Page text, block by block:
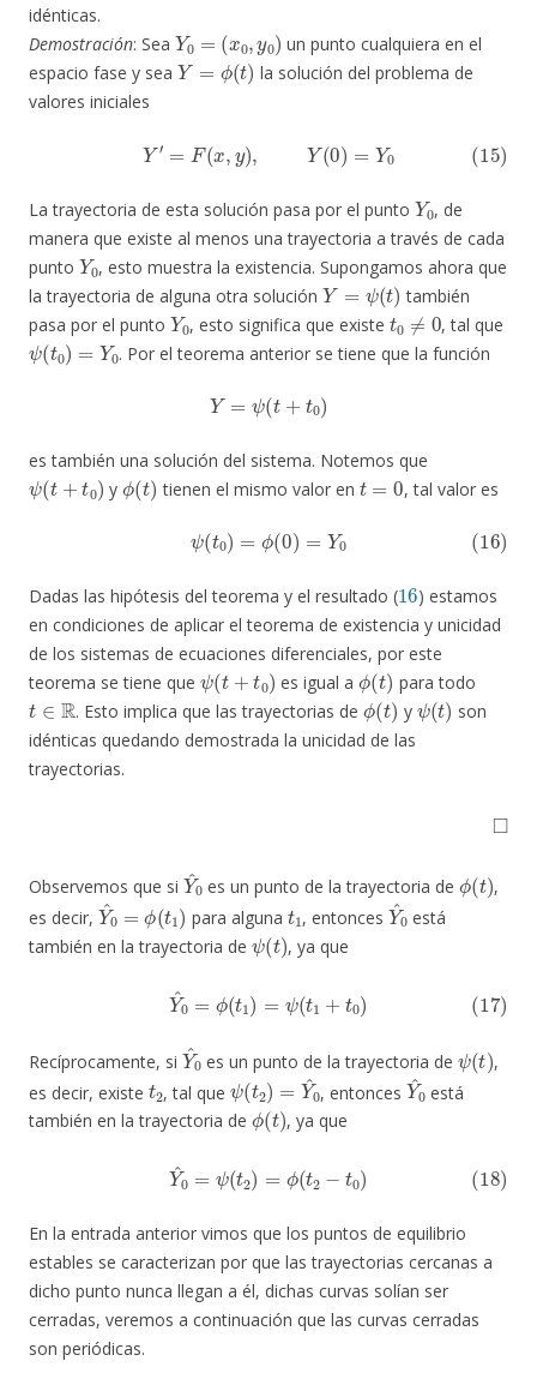
idénticas.
Demostración: Sea
Y0 x0
un punto cualquiera en el
espacio fase y sea
Y= t)
la solución del problema de
valores iniciales
(15)Y′ =F( (0)=Y
La trayectoria de esta solución pasa por el punto
Y0
, de
manera que existe al menos una trayectoria a través de cada
punto
Y0
, esto muestra la existencia. Supongamos ahora que
la trayectoria de alguna otra solución
Y=ψ(t)
también
pasa por el punto
Y0
, esto significa que existe
t0≠0
, tal que
ψ(t0)=Y 0
. Por el teorema anterior se tiene que la función
Y ψ(t+ t 0)
es también una solución del sistema. Notemos que
ψ(t+t0)
y
ϕ(t)
tienen el mismo valor en
t=0
, tal valor es
(16) ψ )=ϕ( =Y0
Dadas las hipótesis del teorema y el resultado (
16
) estamos
en condiciones de aplicar el teorema de existencia y unicidad
de los sistemas de ecuaciones diferenciales, por este
teorema se tiene que
ψ(t+t0)
es igual a
ϕ(t)
para todo
t∈R
. Esto implica que las trayectorias de
ϕ(t)
y
ψ(t)
son
idénticas quedando demostrada la unicidad de las
trayectorias.
◻
Observemos que si
Y^
es un punto de la trayectoria de
ϕ (t )
,
es decir,
Y^ = ϕ (t 1
para alguna , entonces
Y^
está
también en la trayectoria de
ψ(t)
, ya que
(17) 0 = ϕ = ψ 0
Recíprocamente, si
Y^
es un punto de la trayectoria de
( )
,
es decir, existe
t2
, tal que
ψ(t2)=Y^0
, entonces
Y^ 0
está
también en la trayectoria de
ϕ(t )
, ya que
(18) 0 = ψ = ϕ 0
En la entrada anterior vimos que los puntos de equilibrio
estables se caracterizan por que las trayectorias cercanas a
dicho punto nunca llegan a él, dichas curvas solían ser
cerradas, veremos a continuación que las curvas cerradas
son periódicas.